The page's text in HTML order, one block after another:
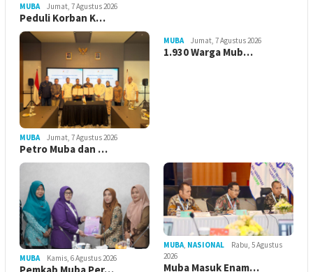
MUBA Jumat, 7 Agustus 2026
Peduli Korban K…
MUBA Jumat, 7 Agustus 2026
Petro Muba dan …
MUBA Jumat, 7 Agustus 2026
1.930 Warga Mub…
MUBA Kamis, 6 Agustus 2026
MUBA, NASIONAL
Rabu, 5 Agustus
2026
Muba Masuk Enam…